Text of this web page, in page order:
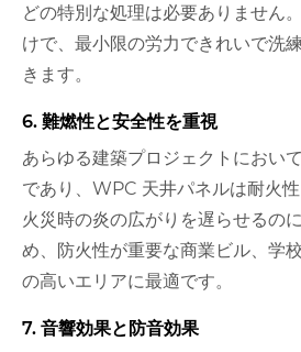
どの特別な処理は必要ありません
けで、最小限の労力できれいで洗
きます。
6. 難燃性と安全性を重視
あらゆる建築プロジェクトにおい
であり、WPC 天井パネルは耐火性
火災時の炎の広がりを遅らせるの
め、防火性が重要な商業ビル、学
の高いエリアに最適です。
7. 音響効果と防音効果